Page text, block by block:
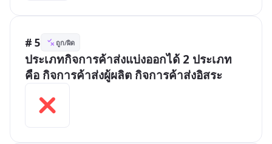
# 5 ถูก/ผิด
ประเภทกิจการค้าส่งแบ่งออกได้ 2 ประเภท
คือ กิจการค้าส่งผู้ผลิต กิจการค้าส่งอิสระ